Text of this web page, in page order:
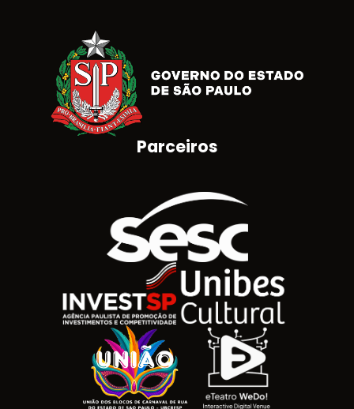
Brasão do Estado de São Paulo
Parceiros
Logotipo SESC
Logotipo Invest SP Unibes